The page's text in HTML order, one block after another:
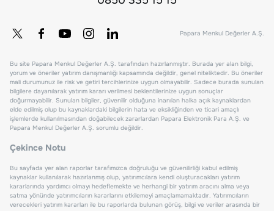
Papara Menkul Değerler A.Ş.
Bu site Papara Menkul Değerler A.Ş. tarafından hazırlanmıştır. Burada yer alan bilgi,
yorum ve öneriler yatırım danışmanlığı kapsamında değildir, genel niteliktedir. Bu öneriler
mali durumunuz ile risk ve getiri tercihlerinize uygun olmayabilir. Sadece burada sunulan
bilgilere dayanılarak yatırım kararı verilmesi beklentilerinize uygun sonuçlar
doğurmayabilir. Sunulan bilgiler, güvenilir olduğuna inanılan halka açık kaynaklardan
elde edilmiş olup bu kaynaklardaki bilgilerin hata ve eksikliğinden ve ticari amaçlı
işlemlerde kullanılmasından doğabilecek zararlardan Papara Elektronik Para A.Ş. ve
Papara Menkul Değerler A.Ş. sorumlu değildir.
Çekince Notu
Bu sayfada yer alan raporlar tarafımızca doğruluğu ve güvenilirliği kabul edilmiş
kaynaklar kullanılarak hazırlanmış olup, yatırımcılara kendi oluşturacakları yatırım
kararlarında yardımcı olmayı hedeflemekte ve herhangi bir yatırım aracını alma veya
satma yönünde yatırımcıların kararlarını etkilemeyi amaçlamamaktadır. Yatırımcıların
verecekleri yatırım kararları ile bu raporlarda bulunan görüş, bilgi ve veriler arasında bir